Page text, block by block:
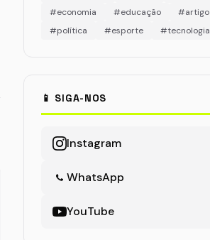
#economia
#educação
#artigo
#política
#esporte #tecnologia
📱 SIGA-NOS
Instagram
WhatsApp
YouTube